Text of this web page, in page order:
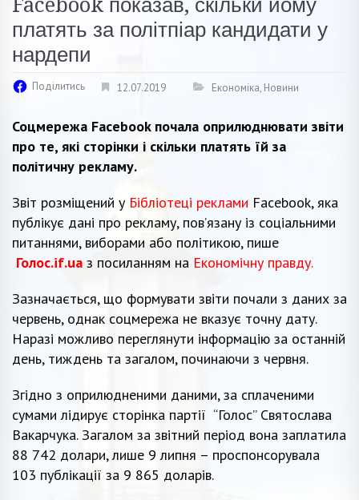
платять за політпіар кандидати у
нардепи
Поділитись 12.07.2019 Економіка, Новини
Соцмережа Facebook почала оприлюднювати звіти
про те, які сторінки і скільки платять їй за
політичну рекламу.
Звіт розміщений у Бібліотеці реклами Facebook, яка
публікує дані про рекламу, пов’язану із соціальними
питаннями, виборами або політикою, пише
Голос.if.ua з посиланням на Економічну правду.
Зазначається, що формувати звіти почали з даних за
червень, однак соцмережа не вказує точну дату.
Наразі можливо переглянути інформацію за останній
день, тиждень та загалом, починаючи з червня.
Згідно з оприлюдненими даними, за сплаченими
сумами лідирує сторінка партії “Голос” Святослава
Вакарчука. Загалом за звітний період вона заплатила
88 742 долари, лише 9 липня – проспонсорувала
103 публікації за 9 865 доларів.